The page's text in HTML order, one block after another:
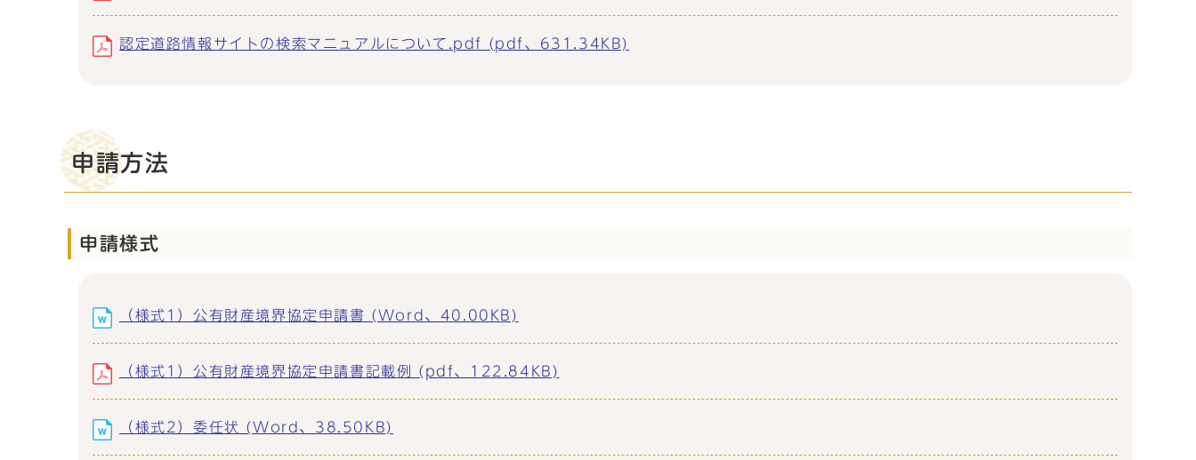
認定道路情報サイトの検索マニュアルについて.pdf (pdf、631.34KB)
申請方法
申請様式
（様式1）公有財産境界協定申請書 (Word、40.00KB)
（様式1）公有財産境界協定申請書記載例 (pdf、122.84KB)
（様式2）委任状 (Word、38.50KB)